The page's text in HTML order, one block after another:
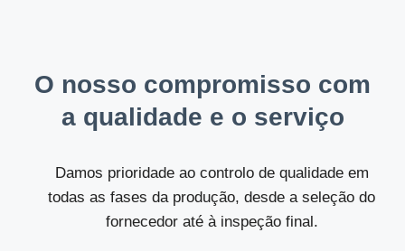
O nosso compromisso com
a qualidade e o serviço
Damos prioridade ao controlo de qualidade em
todas as fases da produção, desde a seleção do
fornecedor até à inspeção final.